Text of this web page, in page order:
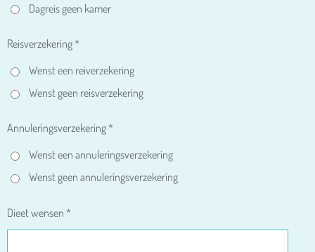
Dagreis geen kamer
Reisverzekering *
Wenst een reiverzekering
Wenst geen reisverzekering
Annuleringsverzekering *
Wenst een annuleringsverzekering
Wenst geen annuleringsverzekering
Dieet wensen *